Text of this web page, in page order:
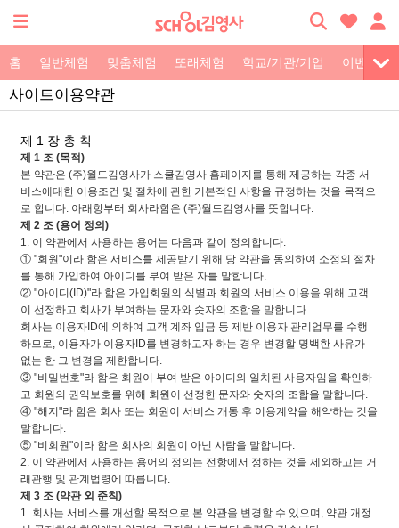
홈 일반체험 맞춤체험 또래체험 학교/기관/기업 이벤트
사이트이용약관
제 1 장 총 칙
제 1 조 (목적)
본 약관은 (주)월드김영사가 스쿨김영사 홈페이지를 통해 제공하는 각종 서
비스에대한 이용조건 및 절차에 관한 기본적인 사항을 규정하는 것을 목적으
로 합니다. 아래항부터 회사라함은 (주)월드김영사를 뜻합니다.
제 2 조 (용어 정의)
1. 이 약관에서 사용하는 용어는 다음과 같이 정의합니다.
① "회원"이라 함은 서비스를 제공받기 위해 당 약관을 동의하여 소정의 절차
를 통해 가입하여 아이디를 부여 받은 자를 말합니다.
② "아이디(ID)"라 함은 가입회원의 식별과 회원의 서비스 이용을 위해 고객
이 선정하고 회사가 부여하는 문자와 숫자의 조합을 말합니다.
회사는 이용자ID에 의하여 고객 계좌 입금 등 제반 이용자 관리업무를 수행
하므로, 이용자가 이용자ID를 변경하고자 하는 경우 변경할 명백한 사유가
없는 한 그 변경을 제한합니다.
③ "비밀번호"라 함은 회원이 부여 받은 아이디와 일치된 사용자임을 확인하
고 회원의 권익보호를 위해 회원이 선정한 문자와 숫자의 조합을 말합니다.
④ "해지"라 함은 회사 또는 회원이 서비스 개통 후 이용계약을 해약하는 것을
말합니다.
⑤ "비회원"이라 함은 회사의 회원이 아닌 사람을 말합니다.
2. 이 약관에서 사용하는 용어의 정의는 전항에서 정하는 것을 제외하고는 거
래관행 및 관계법령에 따릅니다.
제 3 조 (약관 외 준칙)
1. 회사는 서비스를 개선할 목적으로 본 약관을 변경할 수 있으며, 약관 개정